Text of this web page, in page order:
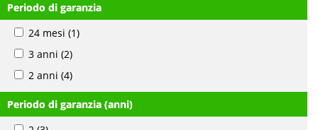
Periodo di garanzia
24 mesi (1)
3 anni (2)
2 anni (4)
Periodo di garanzia (anni)